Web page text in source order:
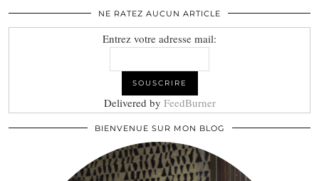
NE RATEZ AUCUN ARTICLE
Entrez votre adresse mail:
Delivered by FeedBurner
BIENVENUE SUR MON BLOG